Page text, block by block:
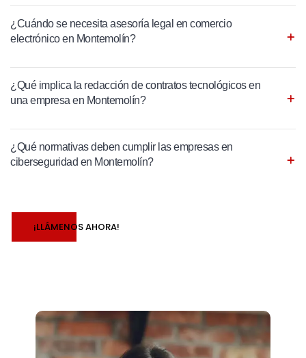
¿Cuándo se necesita asesoría legal en comercio
electrónico en Montemolín?
¿Qué implica la redacción de contratos tecnológicos en
una empresa en Montemolín?
¿Qué normativas deben cumplir las empresas en
ciberseguridad en Montemolín?
¡LLÁMENOS AHORA!